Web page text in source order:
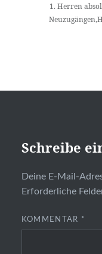
1. Herren
Schreibe
Deine E-Mail-
Erforderliche
KOMMENTAR *